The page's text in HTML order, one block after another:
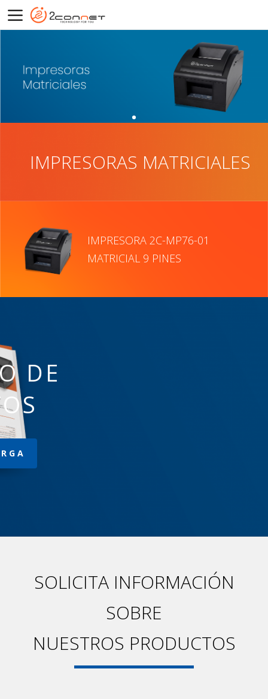
IMPRESORAS MATRICIALES
IMPRESORA 2C-MP76-01
MATRICIAL 9 PINES
DE
SOLICITA INFORMACIÓN
SOBRE
NUESTROS PRODUCTOS